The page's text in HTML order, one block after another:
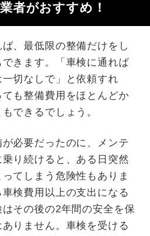
者がおすすめ！
、最低限の整備だけをし
きます。「車検に通れば
切なしで」と依頼すれ
も整備費用をほとんどか
できるでしょう。
必要だったのに、メンテ
り続けると、ある日突然
てしまう危険性もありま
検費用以上の支出になる
その後の2年間の安全を保
りません。車検を受ける